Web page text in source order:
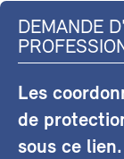
DEMANDE
Les
de
sous ce lien.